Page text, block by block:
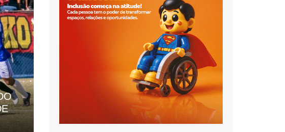
MANTER
COPA
FUTSAL
CRUZEIRO DO SUL FICA COM A
ÚLTIMA VAGA NO FUTEBOL
VETERANOS
Robertão Chapa Quente